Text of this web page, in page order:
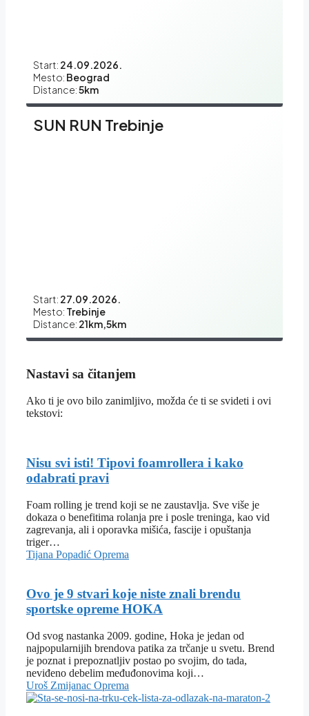
Start: 24.09.2026.
Mesto: Beograd
Distance:5km
SUN RUN Trebinje
Start: 27.09.2026.
Mesto: Trebinje
Distance: 21km,5km
Nastavi sa čitanjem
Ako ti je ovo bilo zanimljivo, možda će ti se svideti i ovi
tekstovi:
Nisu svi isti! Tipovi foamrollera i kako
odabrati pravi
Foam rolling je trend koji se ne zaustavlja. Sve više je
dokaza o benefitima rolanja pre i posle treninga, kao vid
zagrevanja, ali i oporavka mišića, fascije i opuštanja
triger…
Tijana Popadić Oprema
Ovo je 9 stvari koje niste znali brendu
sportske opreme HOKA
Od svog nastanka 2009. godine, Hoka je jedan od
najpopularnijih brendova patika za trčanje u svetu. Brend
je poznat i prepoznatljiv postao po svojim, do tada,
neviđeno debelim međuđonovima koji…
Uroš Zmijanac Oprema